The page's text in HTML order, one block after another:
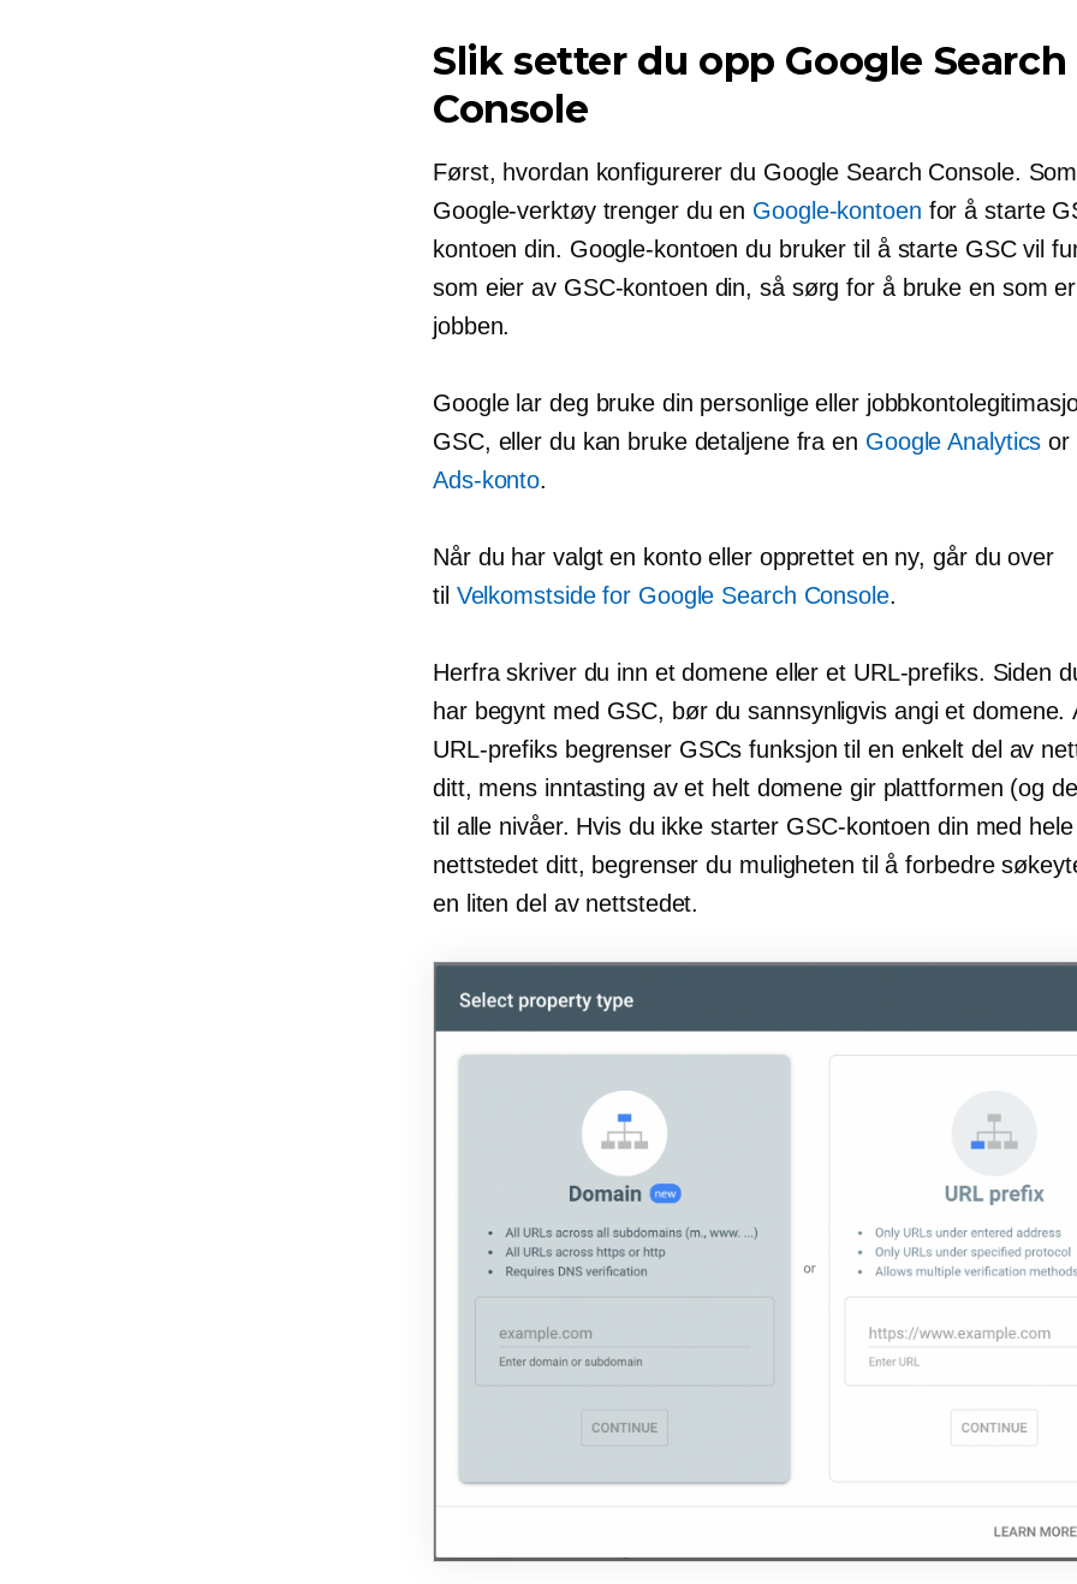
Slik setter du opp Google Search
Console
Først, hvordan konfigurerer du Google Search Console.
Google-verktøy trenger du en Google-kontoen for å starte
kontoen din. Google-kontoen du bruker til å starte GSC vil
som eier av GSC-kontoen din, så sørg for å bruke en som
jobben.
Google lar deg bruke din personlige eller
GSC, eller du kan bruke detaljene fra en Google Analytics or
Ads-konto.
Når du har valgt en konto eller opprettet en ny, går du over
til Velkomstside for Google Search Console.
Herfra skriver du inn et domene eller et URL-prefiks. Siden
har begynt med GSC, bør du sannsynligvis angi et domene.
URL-prefiks begrenser GSCs funksjon til en enkelt del av
ditt, mens inntasting av et helt domene gir plattformen (og
til alle nivåer. Hvis du ikke starter GSC-kontoen din med hele
nettstedet ditt, begrenser du muligheten til å forbedre
en liten del av nettstedet.